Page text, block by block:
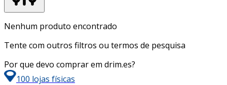
Nenhum produto encontrado
Tente com outros filtros ou termos de pesquisa
Por que devo comprar em drim.es?
100 lojas físicas